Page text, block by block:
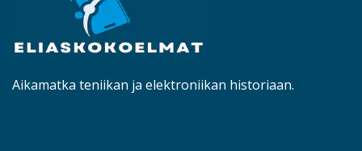
Aikamatka teniikan ja elektroniikan historiaan.